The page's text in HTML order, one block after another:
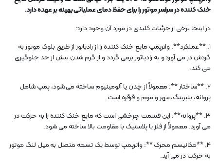
خنک کننده در سراسر موتور را برای حفظ دمای عملیاتی بهینه بر عهده دارد.
در اینجا برخی از جزئیات کلیدی در مورد آن وجود دارد:
1. **عملکرد**: واترپمپ مایع خنک کننده را از رادیاتور از طریق بلوک موتور به
گردش در می آورد و به رادیاتور برمی گردد و از گرم شدن بیش از حد جلوگیری
می کند.
2. **ساختار **: معمولاً از چدن یا آلومینیوم ساخته می شود، پمپ شامل
پروانه، بلبرینگ، مهر و موم و قرقره است.
3. **پروانه**: این قسمت چرخشی است که مایع خنک کننده را به حرکت در
می آورد. معمولاً از فلز یا پلاستیک با مقاومت بالا ساخته می شود.
4. **مکانیسم محرک **: واترپمپ توسط یک تسمه متصل به میل لنگ موتور
به حرکت در می آید.